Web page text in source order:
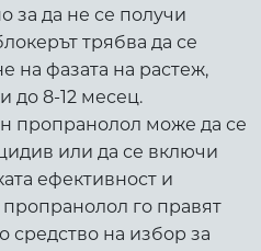
за да не се получи
трябва да се
на фазата на растеж,
до 8-12 месец.
пропранолол може да се
или да се включи
ефективност и
го правят
на избор за